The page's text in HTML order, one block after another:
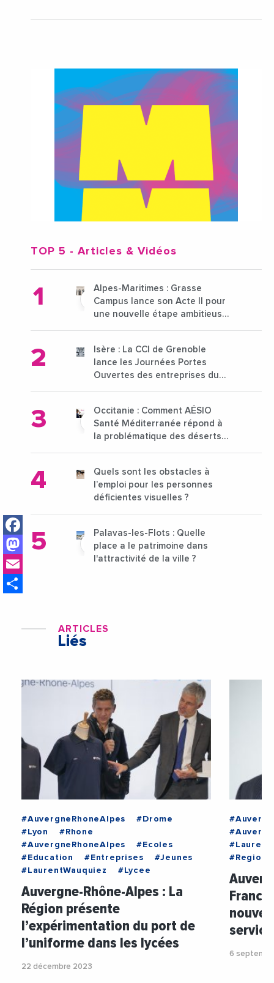
Facebook
Mastodon
TOP 5 - Articles & Vidéos
Alpes-Maritimes : Grasse
Campus lance son Acte II pour
une nouvelle étape ambitieuse
Isère : La CCI de Grenoble
lance les Journées Portes
Ouvertes des entreprises du
Occitanie : Comment AÉSIO
Santé Méditerranée répond à
la problématique des déserts
Quels sont les obstacles à
l’emploi pour les personnes
déficientes visuelles ?
Palavas-les-Flots : Quelle
place a le patrimoine dans
l'attractivité de la ville ?
ARTICLES
Liés
#AuvergneRhoneAlpes
#Drome
#Lyon
#Rhone
#AuvergneRhoneAlpes
#Ecoles
#Education
#Entreprises
#Jeunes
#LaurentWauquiez
#Lycee
Auvergne-Rhône-Alpes : La
Région présente
l’expérimentation du port de
l’uniforme dans les lycées
22 décembre 2023
6